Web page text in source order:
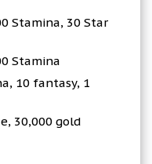
Stamina, 30 Star
Stamina
10 fantasy, 1
30,000 gold